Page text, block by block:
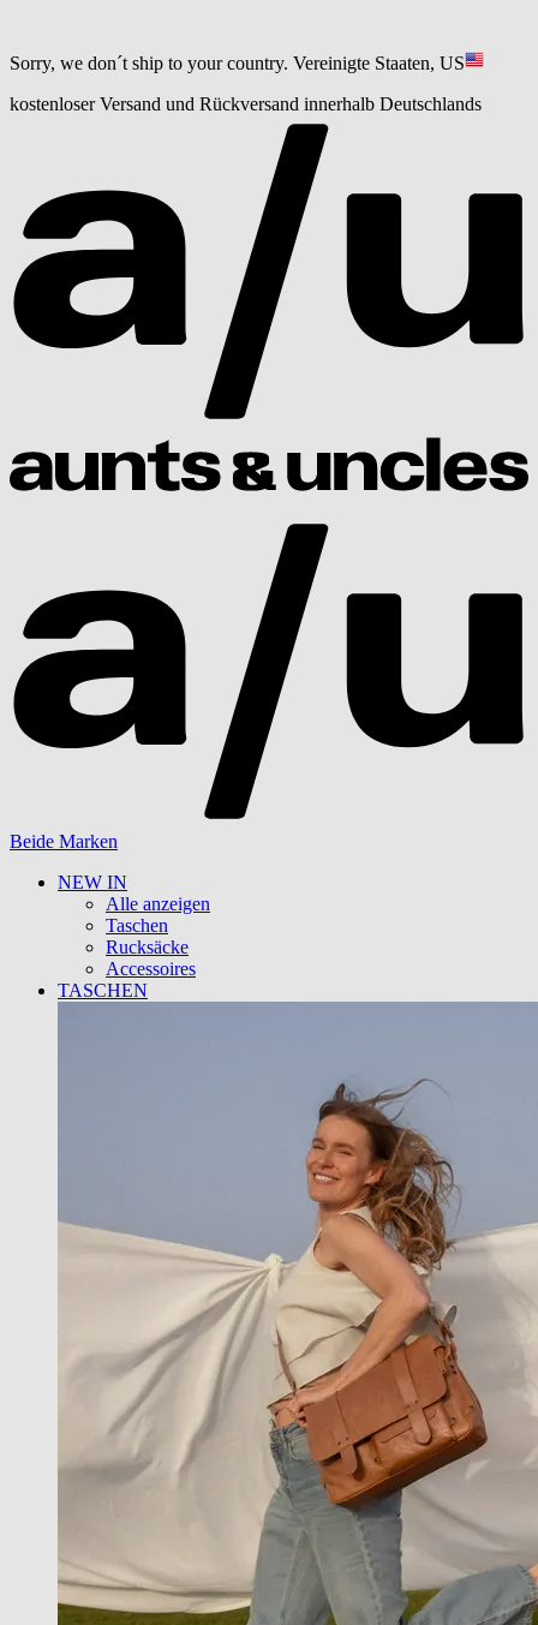
Sorry, we don´t ship to your country. Vereinigte Staaten, US
kostenloser Versand und Rückversand innerhalb Deutschlands
Beide Marken
NEW IN
Alle anzeigen
Taschen
Rucksäcke
Accessoires
TASCHEN